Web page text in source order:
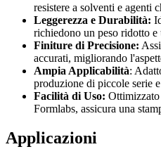
resistere a solventi e agenti
Leggerezza e Durabilità:
richiedono un peso ridotto e
Finiture di Precisione:
accurati, migliorando
Ampia Applicabilità:
produzione di piccole serie
Facilità di Uso:
Formlabs, assicura una
Applicazioni